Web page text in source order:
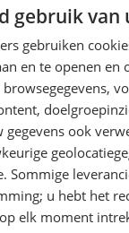
schuilt
op
hij vers en
een krachtige
rijke crema.
waterreservoir
kopjes
gebruik van
gebruiken
en te openen en
gegevens ook
Sommige
u hebt het
elk moment